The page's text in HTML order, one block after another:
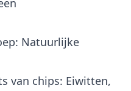
Natuurlijke
van chips: Eiwitten,